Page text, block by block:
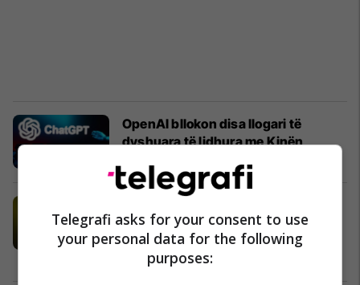
OpenAI bllokon disa llogari të
dyshuara të lidhura me Kinën
aplikacione të palëve të treta si
Spotify dhe Canva në ChatGPT
07/10/2025
Telegrafi asks for your consent to use
your personal data for the following
purposes: